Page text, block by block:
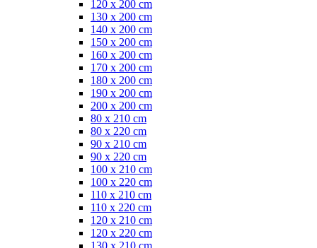
120 x 200 cm
130 x 200 cm
140 x 200 cm
150 x 200 cm
160 x 200 cm
170 x 200 cm
180 x 200 cm
190 x 200 cm
200 x 200 cm
80 x 210 cm
80 x 220 cm
90 x 210 cm
90 x 220 cm
100 x 210 cm
100 x 220 cm
110 x 210 cm
110 x 220 cm
120 x 210 cm
120 x 220 cm
130 x 210 cm